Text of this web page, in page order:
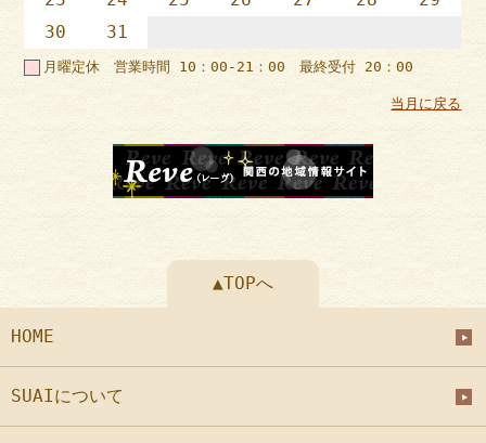
30
31
月曜定休 営業時間 10：00-21：00 最終受付 20：00
当月に戻る
▲TOPへ
HOME
SUAIについて